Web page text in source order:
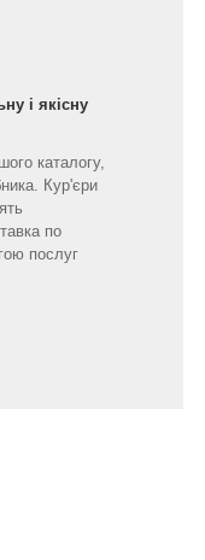
і якісну
каталогу,
Кур'єри
по
послуг